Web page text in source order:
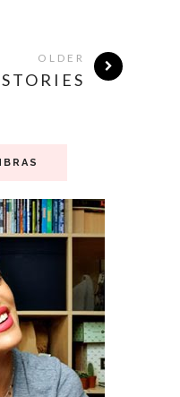
OLDER
STORIES